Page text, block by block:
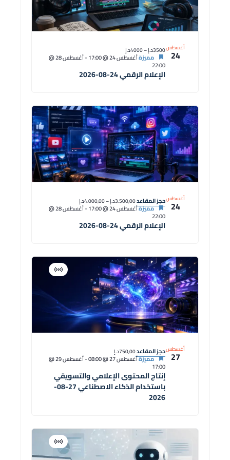
أغسطس
24
الإعلام الرقمي 24-08-2026
مميزةأغسطس 24 @ 17:00 - أغسطس 28 @
22:00
3500د.إ – 4000د.إ
أغسطس
24
الإعلام الرقمي 24-08-2026
مميزةأغسطس 24 @ 17:00 - أغسطس 28 @
22:00
حجز المقاعد3.500,00د.إ – 4.000,00د.إ
أغسطس
27
إنتاج المحتوى الإعلامي والتسويقي
باستخدام الذكاء الاصطناعي 27-08-
2026
افتراضية
مميزةأغسطس 27 @ 08:00 - أغسطس 29 @
17:00
حجز المقاعد750,00د.إ
افتراضية
دورة